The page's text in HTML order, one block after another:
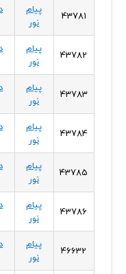
43781
پیام
نور
43782
پیام
نور
43783
پیام
نور
43784
پیام
نور
43785
پیام
نور
43786
پیام
نور
46632
پیام
نور